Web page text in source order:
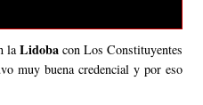
laLidoba con Los Constituyentes
muy buena credencial y por eso